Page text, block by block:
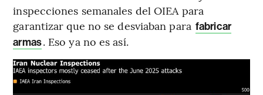
inspecciones semanales del OIEA para
garantizar que no se desviaban para fabricar
armas. Eso ya no es así.